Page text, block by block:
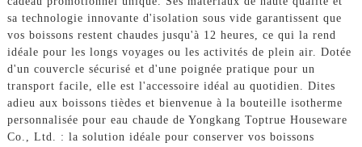
sa technologie innovante d'isolation sous vide garantissent que
vos boissons restent chaudes jusqu'à 12 heures, ce qui la rend
idéale pour les longs voyages ou les activités de plein air. Dotée
d'un couvercle sécurisé et d'une poignée pratique pour un
transport facile, elle est l'accessoire idéal au quotidien. Dites
adieu aux boissons tièdes et bienvenue à la bouteille isotherme
personnalisée pour eau chaude de Yongkang Toptrue Houseware
Co., Ltd. : la solution idéale pour conserver vos boissons